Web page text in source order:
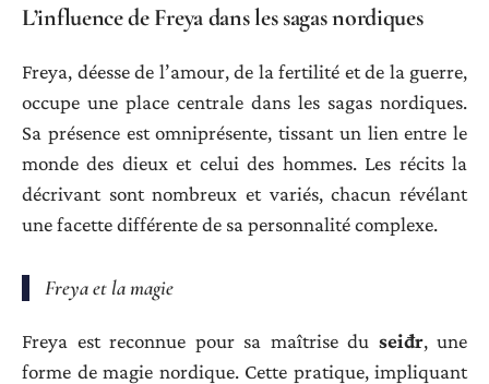
L’influence de Freya dans les sagas nordiques
Freya, déesse de l’amour, de la fertilité et de la guerre,
occupe une place centrale dans les sagas nordiques.
Sa présence est omniprésente, tissant un lien entre le
monde des dieux et celui des hommes. Les récits la
décrivant sont nombreux et variés, chacun révélant
une facette différente de sa personnalité complexe.
Freya et la magie
Freya est reconnue pour sa maîtrise du seiđr, une
forme de magie nordique. Cette pratique, impliquant